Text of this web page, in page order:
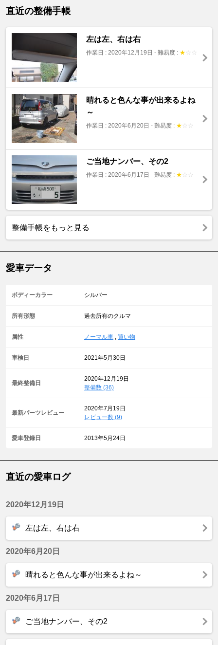
直近の整備手帳
左は左、右は右
作業日 : 2020年12月19日 - 難易度 : ★ ☆ ☆
晴れると色んな事が出来るよね
～
作業日 : 2020年6月20日 - 難易度 : ★ ☆ ☆
ご当地ナンバー、その2
作業日 : 2020年6月17日 - 難易度 : ★ ☆ ☆
整備手帳をもっと見る
愛車データ
ボディーカラー シルバー
所有形態 過去所有のクルマ
属性 ノーマル車 , 買い物
車検日 2021年5月30日
最終整備日
2020年12月19日
整備数 (36)
最新パーツレビュー
2020年7月19日
レビュー数 (9)
愛車登録日 2013年5月24日
直近の愛車ログ
2020年12月19日
左は左、右は右
2020年6月20日
晴れると色んな事が出来るよね～
2020年6月17日
ご当地ナンバー、その2